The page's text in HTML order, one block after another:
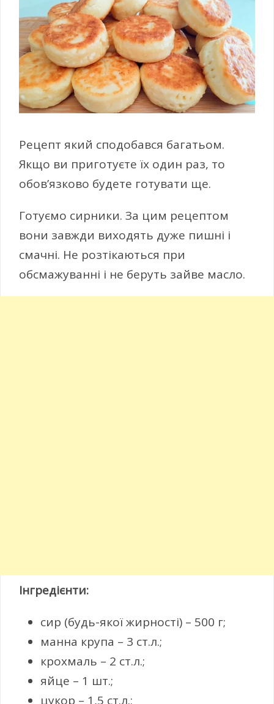
Рецепт який сподобався багатьом.
Якщо ви приготуєте їх один раз, то
обов’язково будете готувати ще.
Готуємо сирники. За цим рецептом
вони завжди виходять дуже пишні і
смачні. Не розтікаються при
обсмажуванні і не беруть зайве масло.
Інгредієнти:
сир (будь-якої жирності) – 500 г;
манна крупа – 3 ст.л.;
крохмаль – 2 ст.л.;
яйце – 1 шт.;
цукор – 1,5 ст.л.;